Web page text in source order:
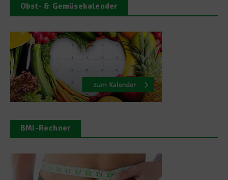
Obst- & Gemüsekalender
BMI-Rechner